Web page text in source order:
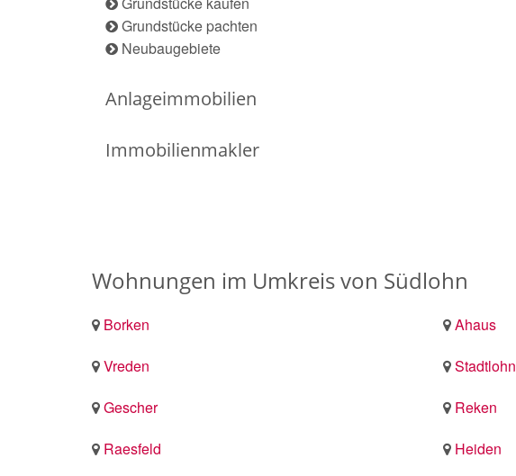
Grundstücke pachten
Neubaugebiete
Anlageimmobilien
Immobilienmakler
Wohnungen im Umkreis von Südlohn
Borken Ahaus
Vreden
Stadtlohn
Gescher
Reken
Raesfeld
Heiden